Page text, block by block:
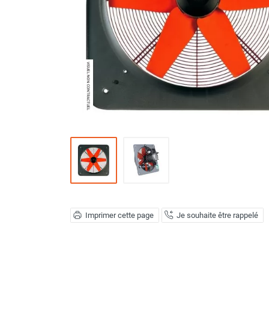
Extracteur d'air mural centrifuge
Extracteur d'air mural ATEX
Extracteur d'air mural résidentiel
Déstratificateur ventilateur de
plafond
Déstratificateur industriel à pales
Déstratificateur industriel caréné
Déstratificateur de plafond design
VMC
Caisson d'Extraction VMC Collective
Caisson d'Extraction VMC tertiaire
Déshumidificateur d'air
professionnel
Déshumidificateur fixe
Imprimer cette page Je souhaite être rappelé